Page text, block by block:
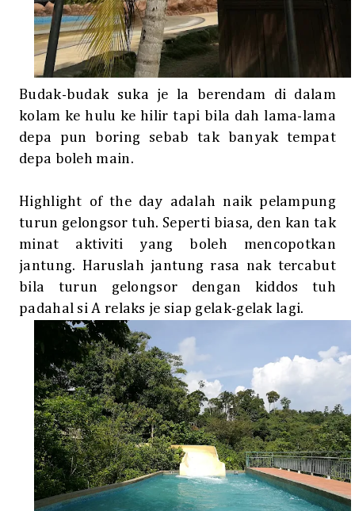
Budak-budak suka je la berendam di dalam
kolam ke hulu ke hilir tapi bila dah lama-lama
depa pun boring sebab tak banyak tempat
depa boleh main.
Highlight of the day adalah naik pelampung
turun gelongsor tuh. Seperti biasa, den kan tak
minat aktiviti yang boleh mencopotkan
jantung. Haruslah jantung rasa nak tercabut
bila turun gelongsor dengan kiddos tuh
padahal si A relaks je siap gelak-gelak lagi.